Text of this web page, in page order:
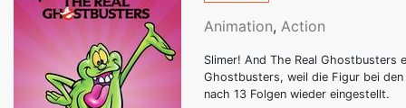
Animation, Action
Slimer! And The Real Ghostbusters
Ghostbusters, weil die Figur bei
nach 13 Folgen wieder eingestellt.